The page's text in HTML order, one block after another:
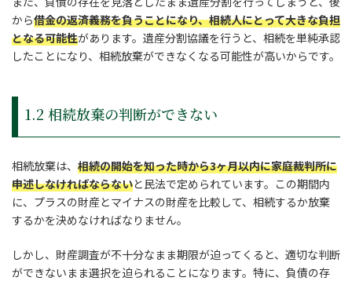
から借金の返済義務を負うことになり、相続人にとって大きな負担
となる可能性があります。遺産分割協議を行うと、相続を単純承認
したことになり、相続放棄ができなくなる可能性が高いからです。
1.2 相続放棄の判断ができない
相続放棄は、 相続の開始を知った時から3ヶ月以内に家庭裁判所に
申述しなければならないと民法で定められています。この期間内
に、プラスの財産とマイナスの財産を比較して、相続するか放棄
するかを決めなければなりません。
しかし、財産調査が不十分なまま期限が迫ってくると、適切な判断
ができないまま選択を迫られることになります。特に、負債の存